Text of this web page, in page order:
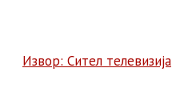
Извор: Сител телевизија